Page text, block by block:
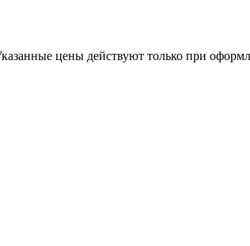
цены действуют только при